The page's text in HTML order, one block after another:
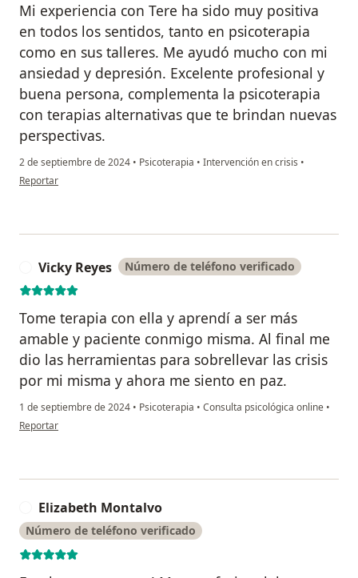
Mi experiencia con Tere ha sido muy positiva
en todos los sentidos, tanto en psicoterapia
como en sus talleres. Me ayudó mucho con mi
ansiedad y depresión. Excelente profesional y
buena persona, complementa la psicoterapia
con terapias alternativas que te brindan nuevas
perspectivas.
2 de septiembre de 2024 • Psicoterapia • Intervención en crisis •
en opinión del usuario Azucena Uribe
Reportar
Vicky Reyes Número de teléfono verificado
Tome terapia con ella y aprendí a ser más
amable y paciente conmigo misma. Al final me
dio las herramientas para sobrellevar las crisis
por mi misma y ahora me siento en paz.
1 de septiembre de 2024 • Psicoterapia • Consulta psicológica online •
en opinión del usuario Vicky Reyes
Reportar
Elizabeth Montalvo
Número de teléfono verificado